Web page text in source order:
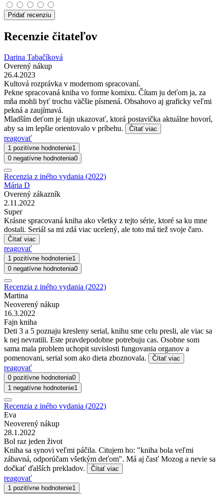
Pridať recenziu
Recenzie čitateľov
Darina Tabačíková
Overený nákup
26.4.2023
Kultová rozprávka v modernom spracovaní.
Pekne spracovaná kniha vo forme komixu. Čítam ju deťom ja, za
mňa mohli byť trochu väčšie písmená. Obsahovo aj graficky veľmi
pekná a zaujímavá.
Mladším deťom je fajn ukazovať, ktorá postavička aktuálne hovorí,
aby sa im lepšie orientovalo v príbehu.
Čítať viac
reagovať
1 pozitívne hodnotenie1
0 negatívne hodnotenia0
Recenzia z iného vydania (2022)
Mária D
Overený zákazník
2.11.2022
Super
Krásne spracovaná kniha ako všetky z tejto série, ktoré sa ku mne
dostali. Seriál sa mi zdá viac ucelený, ale toto má tiež svoje čaro.
Čítať viac
reagovať
1 pozitívne hodnotenie1
0 negatívne hodnotenia0
Recenzia z iného vydania (2022)
Martina
Neoverený nákup
16.3.2022
Fajn kniha
Deti 3 a 5 poznaju kresleny serial, knihu sme celu presli, ale viac sa
k nej nevratili. Este pravdepodobne potrebuju cas. Osobne som
sama mala problem uchopit suvislosti fungovania organov a
pomenovani, serial som ako dieta zboznovala.
Čítať viac
reagovať
0 pozitívne hodnotenia0
1 negatívne hodnotenie1
Recenzia z iného vydania (2022)
Eva
Neoverený nákup
28.1.2022
Bol raz jeden život
Kniha sa synovi veľmi páčila. Citujem ho: "kniha bola veľmi
zábavná, odporúčam všetkým deťom". Má aj časť Mozog a nevie sa
dočkať ďalších prekladov.
Čítať viac
reagovať
1 pozitívne hodnotenie1